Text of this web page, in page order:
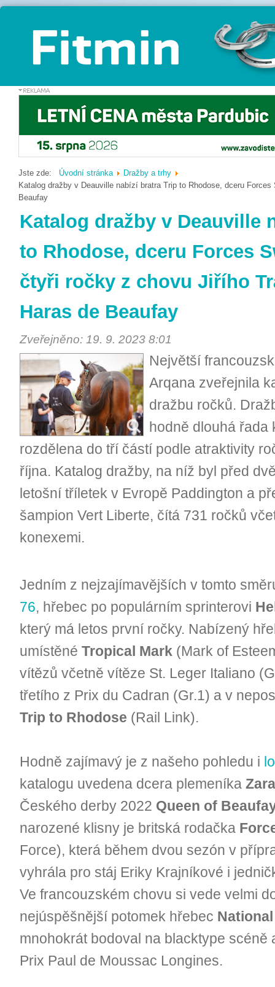
Jste zde: Úvodní stránka
Dražby a trhy
Katalog dražby v Deauville nabízí bratra Trip to Rhodose, dceru
Beaufay
Katalog dražby v Deauville
to Rhodose, dceru Forces
čtyři ročky z chovu Jiřího
Haras de Beaufay
Zveřejněno: 19. 9. 2023 8:01
Největší
Arqana zveřejnila
dražbu ročků.
hodně dlouhá řada
rozdělena do tří částí podle atraktivity
října. Katalog dražby, na níž byl před
letošní tříletek v Evropě Paddington a
šampion Vert Liberte, čítá 731 ročků
konexemi.
Jedním z nejzajímavějších v tomto
76, hřebec po populárním sprinterovi
který má letos první ročky. Nabízený
umístěné Tropical Mark (Mark of
vítězů včetně vítěze St. Leger Italiano
třetího z Prix du Cadran (Gr.1) a v
Trip to Rhodose (Rail Link).
Hodně zajímavý je z našeho pohledu i
katalogu uvedena dcera plemeníka
Českého derby 2022 Queen of
narozené klisny je britská rodačka
Force), která během dvou sezón v
vyhrála pro stáj Eriky Krajníkové i
Ve francouzském chovu si vede velmi
nejúspěšnější potomek hřebec
mnohokrát bodoval na blacktype scéně
Prix Paul de Moussac Longines.